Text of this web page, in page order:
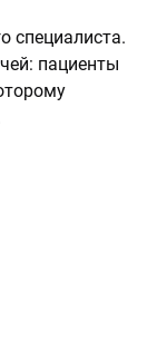
специалиста.
пациенты